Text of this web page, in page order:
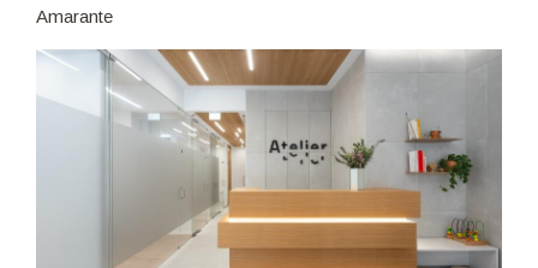
Amarante